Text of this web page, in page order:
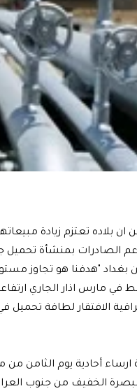
الصادرات بمنشأة تحميل
الافتقار لطاقة
الثامن من مارس. وتجري مناولة 200
الخفيف من جنوب